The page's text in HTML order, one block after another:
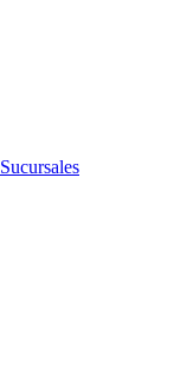
Sucursales